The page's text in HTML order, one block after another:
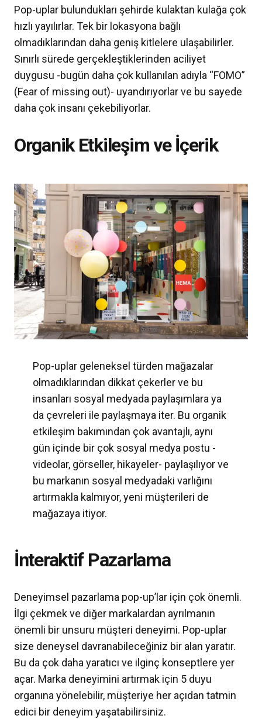
Pop-uplar bulundukları şehirde kulaktan kulağa çok
hızlı yayılırlar. Tek bir lokasyona bağlı
olmadıklarından daha geniş kitlelere ulaşabilirler.
Sınırlı sürede gerçekleştiklerinden aciliyet
duygusu -bugün daha çok kullanılan adıyla “FOMO”
(Fear of missing out)- uyandırıyorlar ve bu sayede
daha çok insanı çekebiliyorlar.
Organik Etkileşim ve İçerik
Pop-uplar geleneksel türden mağazalar
olmadıklarından dikkat çekerler ve bu
insanları sosyal medyada paylaşımlara ya
da çevreleri ile paylaşmaya iter. Bu organik
etkileşim bakımından çok avantajlı, aynı
gün içinde bir çok sosyal medya postu -
videolar, görseller, hikayeler- paylaşılıyor ve
bu markanın sosyal medyadaki varlığını
artırmakla kalmıyor, yeni müşterileri de
mağazaya itiyor.
İnteraktif Pazarlama
Deneyimsel pazarlama pop-up’lar için çok önemli.
İlgi çekmek ve diğer markalardan ayrılmanın
önemli bir unsuru müşteri deneyimi. Pop-uplar
size deneysel davranabileceğiniz bir alan yaratır.
Bu da çok daha yaratıcı ve ilginç konseptlere yer
açar. Marka deneyimini artırmak için 5 duyu
organına yönelebilir, müşteriye her açıdan tatmin
edici bir deneyim yaşatabilirsiniz.